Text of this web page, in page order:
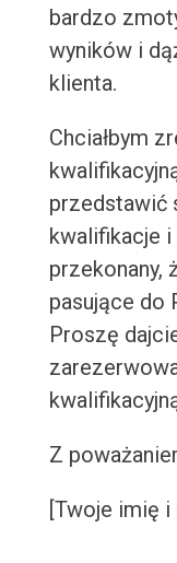
bardzo
wyników i
klienta.
Chciałbym
przedstawić
kwalifikacje
przekonany,
pasujące do
Proszę
Z
[Twoje imię i